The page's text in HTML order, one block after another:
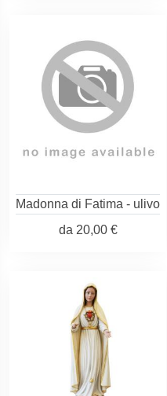
Madonna di Fatima - ulivo
da 20,00 €